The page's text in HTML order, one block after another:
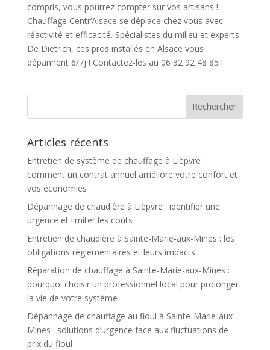
compris, vous pourrez compter sur vos artisans !
Chauffage Centr’Alsace se déplace chez vous avec
réactivité et efficacité. Spécialistes du milieu et experts
De Dietrich, ces pros installés en Alsace vous
dépannent 6/7j ! Contactez-les au 06 32 92 48 85 !
Articles récents
Entretien de système de chauffage à Lièpvre :
comment un contrat annuel améliore votre confort et
vos économies
Dépannage de chaudière à Lièpvre : identifier une
urgence et limiter les coûts
Entretien de chaudière à Sainte-Marie-aux-Mines : les
obligations réglementaires et leurs impacts
Réparation de chauffage à Sainte-Marie-aux-Mines :
pourquoi choisir un professionnel local pour prolonger
la vie de votre système
Dépannage de chauffage au fioul à Sainte-Marie-aux-
Mines : solutions d’urgence face aux fluctuations de
prix du fioul